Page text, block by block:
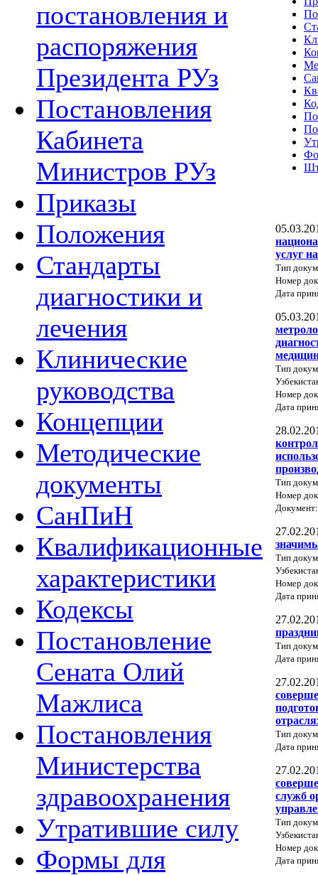
постановления и
распоряжения
Президента РУз
Постановления
Кабинета
Министров РУз
Приказы
Положения
Стандарты
диагностики и
лечения
Клинические
руководства
Концепции
Методические
документы
СанПиН
Квалификационные
характеристики
Кодексы
Постановление
Сената Олий
Мажлиса
Постановления
Министерства
здравоохранения
Утратившие силу
Формы для
услуг
Тип
Номер
Дата
Тип
Номер
Дата
Тип
Номер
Тип
Номер
Дата
Тип
Дата
Тип
Дата
служб
Тип
Номер
Дата